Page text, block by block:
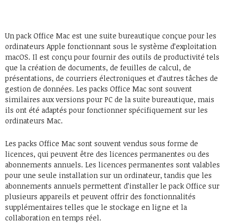
Un pack Office Mac est une suite bureautique conçue pour les
ordinateurs Apple fonctionnant sous le système d’exploitation
macOS. Il est conçu pour fournir des outils de productivité tels
que la création de documents, de feuilles de calcul, de
présentations, de courriers électroniques et d’autres tâches de
gestion de données. Les packs Office Mac sont souvent
similaires aux versions pour PC de la suite bureautique, mais
ils ont été adaptés pour fonctionner spécifiquement sur les
ordinateurs Mac.
Les packs Office Mac sont souvent vendus sous forme de
licences, qui peuvent être des licences permanentes ou des
abonnements annuels. Les licences permanentes sont valables
pour une seule installation sur un ordinateur, tandis que les
abonnements annuels permettent d’installer le pack Office sur
plusieurs appareils et peuvent offrir des fonctionnalités
supplémentaires telles que le stockage en ligne et la
collaboration en temps réel.